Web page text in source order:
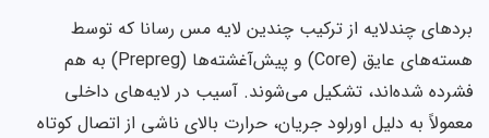
بردهای چندلایه از ترکیب چندین لایه مس رسانا که توسط
هسته‌های عایق (Core) و پیش‌آغشته‌ها (Prepreg) به هم
فشرده شده‌اند، تشکیل می‌شوند. آسیب در لایه‌های داخلی
معمولاً به دلیل اورلود جریان، حرارت بالای ناشی از اتصال کوتاه